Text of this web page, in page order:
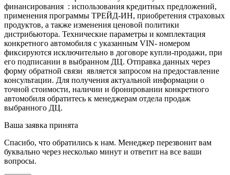
финансирования : использования кредитных предложений,
применения программы ТРЕЙД-ИН, приобретения страховых
продуктов, а также изменения ценовой политики
дистрибьютора. Технические параметры и комплектация
конкретного автомобиля с указанным VIN- номером
фиксируются исключительно в договоре купли-продажи, при
его подписании в выбранном ДЦ. Отправка данных через
форму обратной связи является запросом на предоставление
консультации. Для получения актуальной информации о
точной стоимости, наличии и бронировании конкретного
автомобиля обратитесь к менеджерам отдела продаж
выбранного ДЦ.
Ваша заявка принята
Спасибо, что обратились к нам. Менеджер перезвонит вам
буквально через несколько минут и ответит на все ваши
вопросы.